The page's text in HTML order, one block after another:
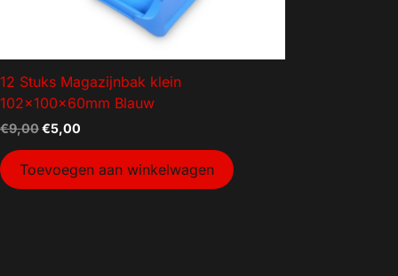
Bakken gebruikt
Elektra
Gereedschap
Goederenvervoer
Huishouden
12 Stuks Magazijnbak klein
102x100x60mm Blauw
€9,00€5,00
Toevoegen aan winkelwagen